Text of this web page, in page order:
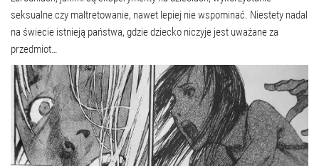
seksualne czy maltretowanie, nawet lepiej nie wspominać. Niestety nadal
na świecie istnieją państwa, gdzie dziecko niczyje jest uważane za
przedmiot…